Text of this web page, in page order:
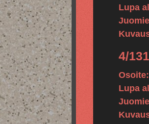
Lupa
4/
Osoite:
Lupa